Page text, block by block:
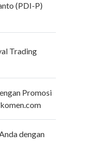
(PDI-P)
Trading
Promosi
dengan